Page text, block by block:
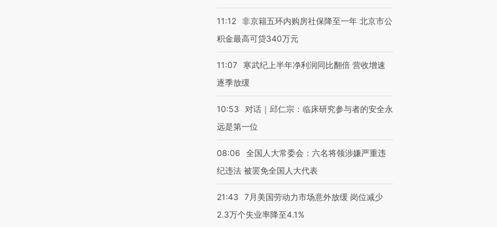
11:12 非京籍五环内购房社保降至一年 北京市公
积金最高可贷340万元
11:07
寒武纪上半年净利润同比翻倍 营收增速
逐季放缓
10:53
对话｜邱仁宗：临床研究参与者的安全永
远是第一位
08:06
全国人大常委会：六名将领涉嫌严重违
纪违法 被罢免全国人大代表
21:43
7月美国劳动力市场意外放缓 岗位减少
2.3万个失业率降至4.1%